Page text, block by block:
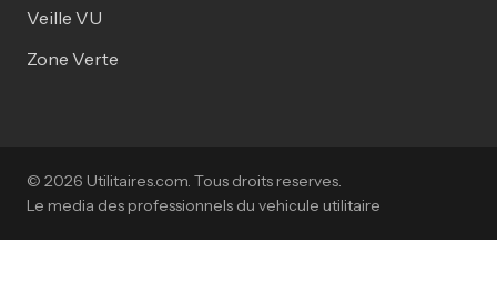
Veille VU
Zone Verte
© 2026 Utilitaires.com. Tous droits reserves.
Le media des professionnels du vehicule utilitaire